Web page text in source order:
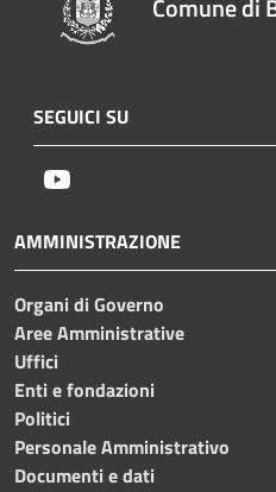
Comune di
SEGUICI SU
AMMINISTRAZIONE
Organi di Governo
Aree Amministrative
Uffici
Enti e fondazioni
Politici
Personale Amministrativo
Documenti e dati